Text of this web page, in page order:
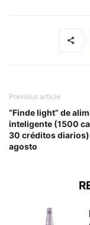
Previous article
“Finde light” de
inteligente (1500
30 créditos diarios)
agosto